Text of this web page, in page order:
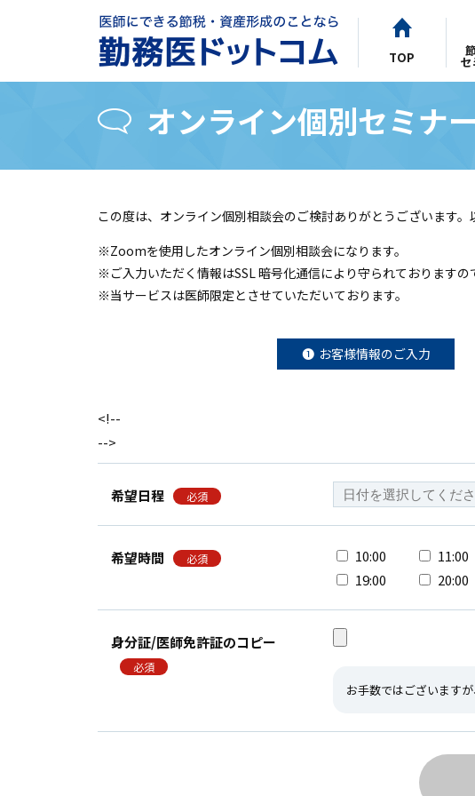
TOP セ
オンライン個別セミ
この度は、オンライン個別相談会のご検討ありがとうございます
※Zoomを使用したオンライン個別相談会になります。
※ご入力いただく情報はSSL 暗号化通信により守られておりますの
※当サービスは医師限定とさせていただいております。
お客様情報のご入力
<!--
-->
希望日程 必須
希望時間 必須 10:00 11:00
19:00
20:00
身分証/医師免許証のコピー
必須
お手数ではございます